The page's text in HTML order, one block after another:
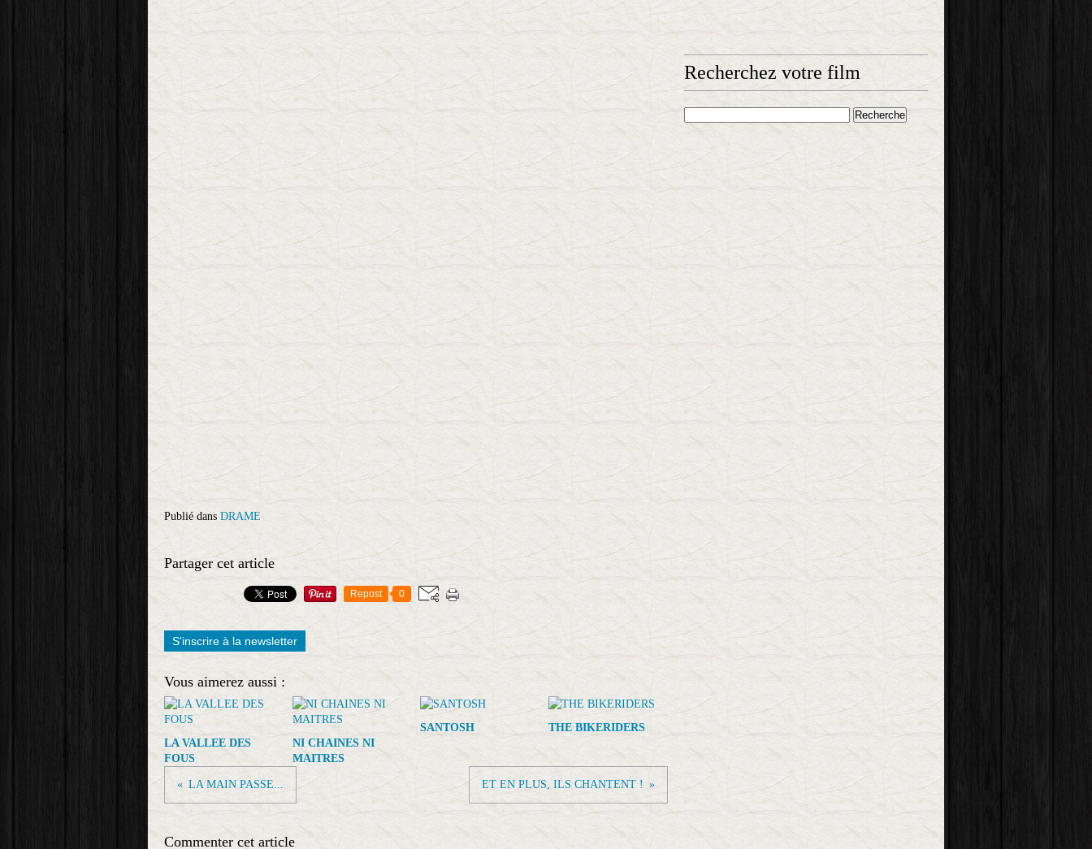
Publié dans DRAME
Partager cet article
Repost 0
S'inscrire à la newsletter
Vous aimerez aussi :
LA VALLEE DES
FOUS
NI CHAINES NI
MAITRES
SANTOSH THE BIKERIDERS
LA MAIN PASSE... ET EN PLUS, ILS CHANTENT !
Commenter cet article
Recherchez votre film